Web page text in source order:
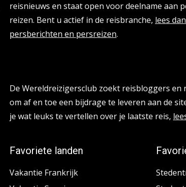
reisnieuws en staat open voor deelname aan
reizen. Bent u actief in de reisbranche, lees
persberichten en persreizen.
De Wereldreizigersclub zoekt reisbloggers en
om af en toe een bijdrage te leveren aan de
je wat leuks te vertellen over je laatste reis,
Favoriete landen
Vakantie Frankrijk